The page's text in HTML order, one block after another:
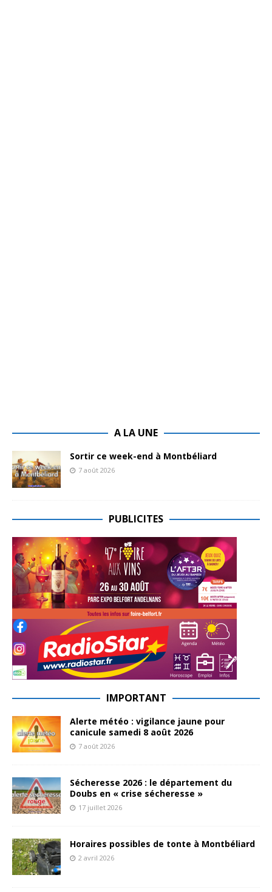
A LA UNE
Sortir ce week-end à Montbéliard
7 août 2026
PUBLICITES
IMPORTANT
Alerte météo : vigilance jaune pour
canicule samedi 8 août 2026
7 août 2026
Sécheresse 2026 : le département du
Doubs en « crise sécheresse »
17 juillet 2026
Horaires possibles de tonte à Montbéliard
2 avril 2026